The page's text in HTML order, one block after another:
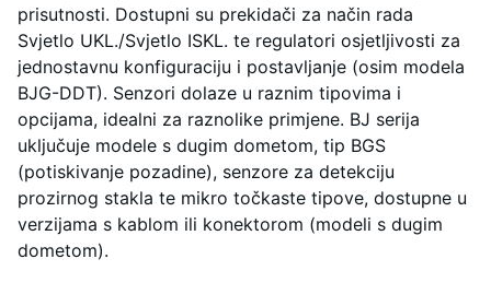
prisutnosti. Dostupni su prekidači za način rada
Svjetlo UKL./Svjetlo ISKL. te regulatori osjetljivosti za
jednostavnu konfiguraciju i postavljanje (osim modela
BJG-DDT). Senzori dolaze u raznim tipovima i
opcijama, idealni za raznolike primjene. BJ serija
uključuje modele s dugim dometom, tip BGS
(potiskivanje pozadine), senzore za detekciju
prozirnog stakla te mikro točkaste tipove, dostupne u
verzijama s kablom ili konektorom (modeli s dugim
dometom).